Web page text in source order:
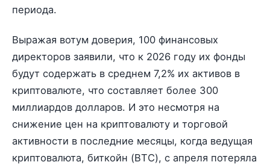
периода.
Выражая вотум доверия, 100 финансовых
директоров заявили, что к 2026 году их фонды
будут содержать в среднем 7,2% их активов в
криптовалюте, что составляет более 300
миллиардов долларов. И это несмотря на
снижение цен на криптовалюту и торговой
активности в последние месяцы, когда ведущая
криптовалюта, биткойн (BTC), с апреля потеряла